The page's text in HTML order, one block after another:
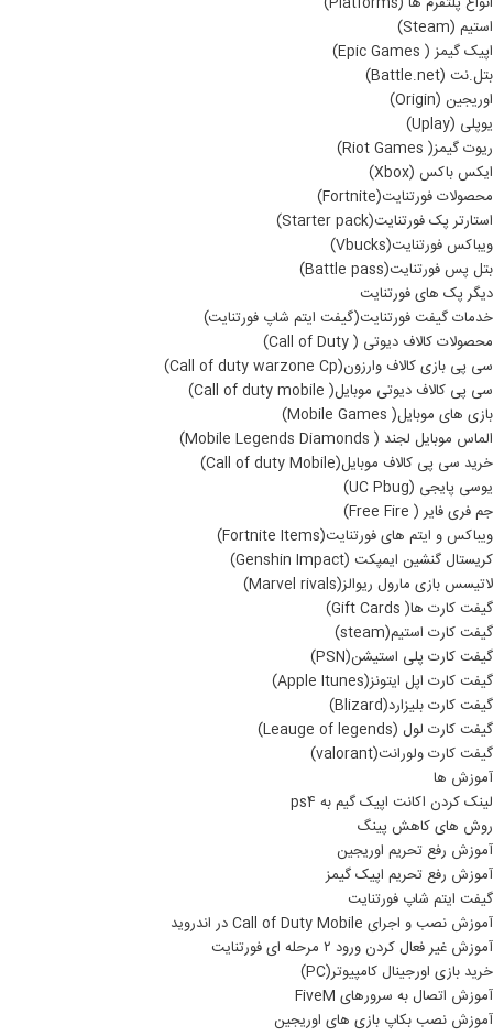
استیم (Steam)
اپیک گیمز ( Epic Games)
بتل.نت (Battle.net)
اوریجین (Origin)
یوپلی (Uplay)
ریوت گیمز( Riot Games)
ایکس باکس (Xbox)
محصولات فورتنایت(Fortnite)
استارتر پک فورتنایت(Starter pack)
ویباکس فورتنایت(Vbucks)
بتل پس فورتنایت(Battle pass)
دیگر پک های فورتنایت
خدمات گیفت فورتنایت(گیفت ایتم شاپ فورتنایت)
محصولات کالاف دیوتی ( Call of Duty)
سی پی بازی کالاف وارزون(Call of duty warzone Cp)
سی پی کالاف دیوتی موبایل( Call of duty mobile)
بازی های موبایل( Mobile Games)
الماس موبایل لجند ( Mobile Legends Diamonds)
خرید سی پی کالاف موبایل(Call of duty Mobile)
یوسی پایجی (UC Pbug)
جم فری فایر ( Free Fire)
ویباکس و ایتم های فورتنایت(Fortnite Items)
کریستال گنشین ایمپکت (Genshin Impact)
لاتیسس بازی مارول ریوالز(Marvel rivals)
گیفت کارت ها( Gift Cards)
گیفت کارت استیم(steam)
گیفت کارت پلی استیشن(PSN)
گیفت کارت اپل ایتونز(Apple Itunes)
گیفت کارت بلیزارد(Blizard)
گیفت کارت لول (Leauge of legends)
گیفت کارت ولورانت(valorant)
آموزش ها
لینک کردن اکانت اپیک گیم به ps4
روش های کاهش پینگ
آموزش رفع تحریم اوریجین
آموزش رفع تحریم اپیک گیمز
گیفت ایتم شاپ فورتنایت
آموزش نصب و اجرای Call of Duty Mobile در اندروید
آموزش غیر فعال کردن ورود ۲ مرحله ای فورتنایت
خرید بازی اورجینال کامپیوتر(PC)
آموزش اتصال به سرورهای FiveM
آموزش نصب بکاپ بازی های اوریجین